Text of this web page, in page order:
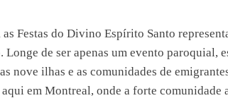
as Festas do Divino Espírito Santo
Longe de ser apenas um evento paroquial,
nove ilhas e as comunidades de
em Montreal, onde a forte comunidade